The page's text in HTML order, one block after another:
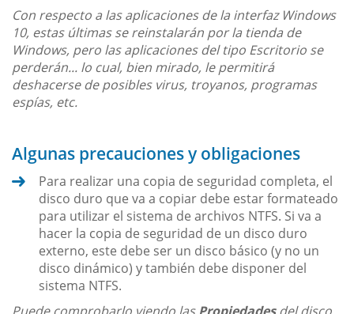
Con respecto a las aplicaciones de la interfaz Windows
10, estas últimas se reinstalarán por la tienda de
Windows, pero las aplicaciones del tipo Escritorio se
perderán... lo cual, bien mirado, le permitirá
deshacerse de posibles virus, troyanos, programas
espías, etc.
Algunas precauciones y obligaciones
Para realizar una copia de seguridad completa, el
disco duro que va a copiar debe estar formateado
para utilizar el sistema de archivos NTFS. Si va a
hacer la copia de seguridad de un disco duro
externo, este debe ser un disco básico (y no un
disco dinámico) y también debe disponer del
sistema NTFS.